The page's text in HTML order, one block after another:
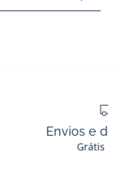
Envios e
Grátis